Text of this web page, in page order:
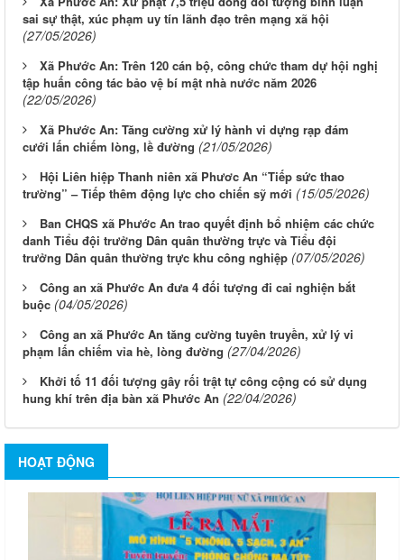
sai sự thật, xúc phạm uy tín lãnh đạo trên mạng xã hội
(27/05/2026)
Xã Phước An: Trên 120 cán bộ, công chức tham dự hội nghị
tập huấn công tác bảo vệ bí mật nhà nước năm 2026
(22/05/2026)
Xã Phước An: Tăng cường xử lý hành vi dựng rạp đám
cưới lấn chiếm lòng, lề đường (21/05/2026)
Hội Liên hiệp Thanh niên xã Phươc An “Tiếp sức thao
trường” – Tiếp thêm động lực cho chiến sỹ mới (15/05/2026)
Ban CHQS xã Phước An trao quyết định bổ nhiệm các chức
danh Tiểu đội trưởng Dân quân thường trực và Tiểu đội
trưởng Dân quân thường trực khu công nghiệp (07/05/2026)
Công an xã Phước An đưa 4 đối tượng đi cai nghiện bắt
buộc (04/05/2026)
Công an xã Phước An tăng cường tuyên truyền, xử lý vi
phạm lấn chiếm vỉa hè, lòng đường (27/04/2026)
Khởi tố 11 đối tượng gây rối trật tự công cộng có sử dụng
hung khí trên địa bàn xã Phước An (22/04/2026)
HOẠT ĐỘNG